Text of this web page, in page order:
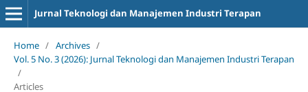
Jurnal Teknologi dan Manajemen Industri Terapan
Home / Archives /
Vol. 5 No. 3 (2026): Jurnal Teknologi dan Manajemen Industri Terapan
/
Articles